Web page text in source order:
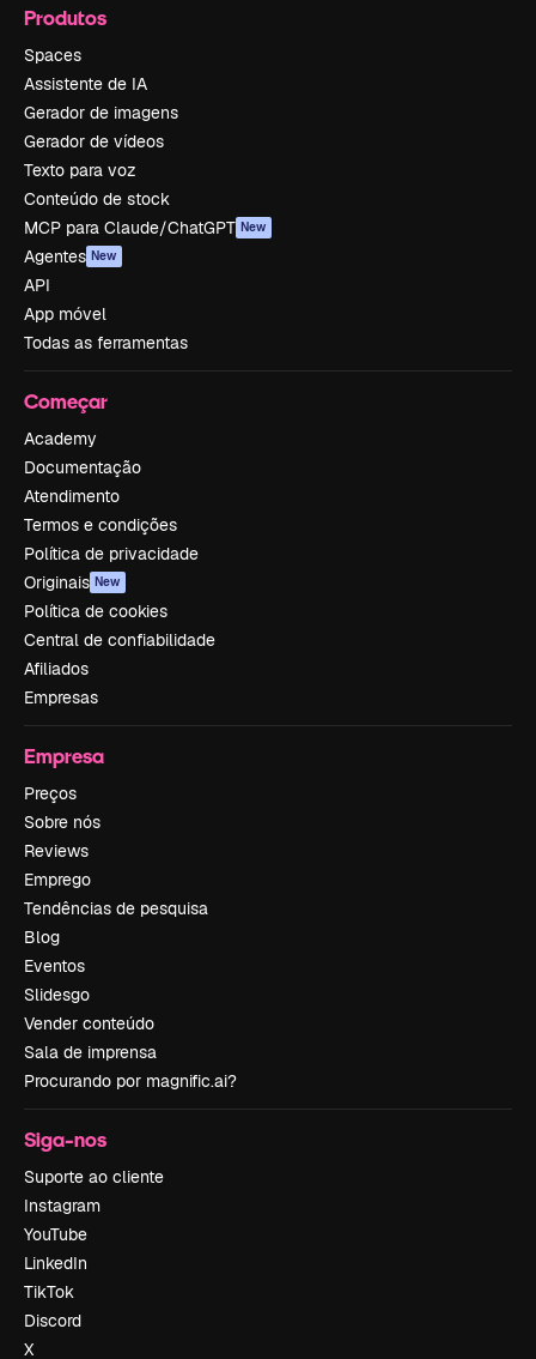
Produtos
Spaces
Assistente de IA
Gerador de imagens
Gerador de vídeos
Texto para voz
Conteúdo de stock
MCP para Claude/ChatGPT New
Agentes New
API
App móvel
Todas as ferramentas
Começar
Academy
Documentação
Atendimento
Termos e condições
Política de privacidade
Originais New
Política de cookies
Central de confiabilidade
Afiliados
Empresas
Empresa
Preços
Sobre nós
Reviews
Emprego
Tendências de pesquisa
Blog
Eventos
Slidesgo
Vender conteúdo
Sala de imprensa
Procurando por magnific.ai?
Siga-nos
Suporte ao cliente
Instagram
YouTube
LinkedIn
TikTok
Discord
X